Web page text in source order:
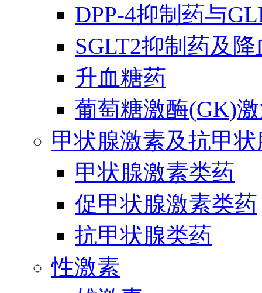
DPP-4抑制药与
SGLT2抑制药及
升血糖药
葡萄糖激酶(GK)
甲状腺激素及抗甲
甲状腺激素类药
促甲状腺激素类药
抗甲状腺类药
性激素